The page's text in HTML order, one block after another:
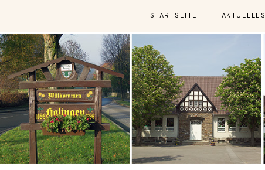
STARTSEITE AKTUELLES